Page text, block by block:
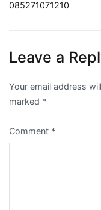
085271071210
Leave a
Your email address
marked *
Comment *